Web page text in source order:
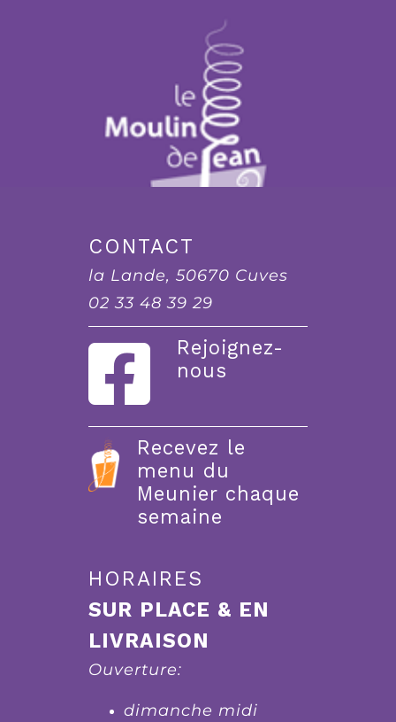
CONTACT
la Lande, 50670 Cuves
02 33 48 39 29
Rejoignez-
nous
Recevez le
menu du
Meunier chaque
semaine
HORAIRES
SUR PLACE & EN
LIVRAISON
Ouverture:
dimanche midi